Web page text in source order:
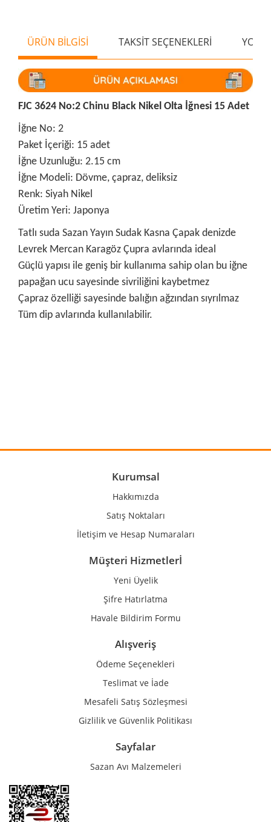
ÜRÜN BİLGİSİ TAKSİT SEÇENEKLERİ
FJC 3624 No:2 Chinu Black Nikel Olta İğnesi 15 Adet
İğne No: 2
Paket İçeriği: 15 adet
İğne Uzunluğu: 2.15 cm
İğne Modeli: Dövme, çapraz, deliksiz
Renk: Siyah Nikel
Üretim Yeri: Japonya
Tatlı suda Sazan Yayın Sudak Kasna Çapak denizde
Levrek Mercan Karagöz Çupra avlarında ideal
Güçlü yapısı ile geniş bir kullanıma sahip olan bu iğne
papağan ucu sayesinde sivriliğini kaybetmez
Çapraz özelliği sayesinde balığın ağzından sıyrılmaz
Tüm dip avlarında kullanılabilir.
Ürün açıklamasında eksik bilgiler bulunuyor.
Ürün bilgilerinde hatalar bulunuyor.
Gönder
Kurumsal
Hakkımızda
Satış Noktaları
İletişim ve Hesap Numaraları
Müşteri Hizmetlerİ
Yeni Üyelik
Şifre Hatırlatma
Havale Bildirim Formu
Alışveriş
Ödeme Seçenekleri
Teslimat ve İade
Mesafeli Satış Sözleşmesi
Gizlilik ve Güvenlik Politikası
Sayfalar
Sazan Avı Malzemeleri